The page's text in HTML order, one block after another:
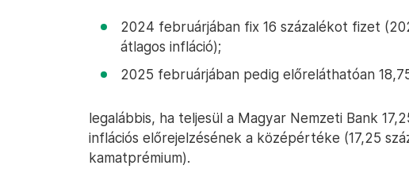
2024 februárjában fix 16 százalékot fizet
átlagos infláció);
2025 februárjában pedig előreláthatóan
legalábbis, ha teljesül a Magyar Nemzeti Bank
inflációs előrejelzésének a középértéke (17,25
kamatprémium).